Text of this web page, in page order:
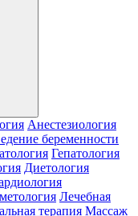
Анестезиология
беременности
Гепатология
Диетология
Лечебная
терапия Массаж